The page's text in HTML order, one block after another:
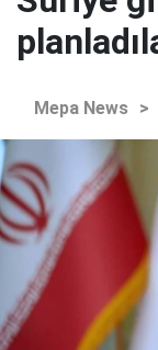
Mepa News >